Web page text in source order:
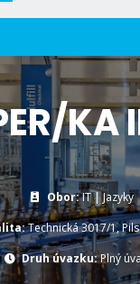
KA
Obor:IT | Jazyky
Technická 3017/1,
Druh úvazku:Plný